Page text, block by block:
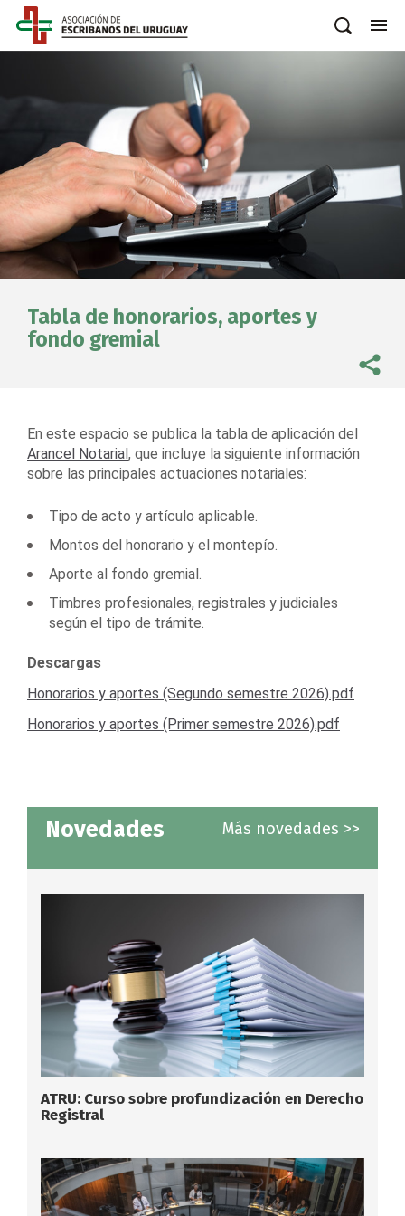
Tabla de honorarios, aportes y
fondo gremial
En este espacio se publica la tabla de aplicación del
Arancel Notarial, que incluye la siguiente información
sobre las principales actuaciones notariales:
Tipo de acto y artículo aplicable.
Montos del honorario y el montepío.
Aporte al fondo gremial.
Timbres profesionales, registrales y judiciales
según el tipo de trámite.
Descargas
Honorarios y aportes (Segundo semestre 2026).pdf
Honorarios y aportes (Primer semestre 2026).pdf
Novedades Más novedades >>
ATRU: Curso sobre profundización en Derecho
Registral